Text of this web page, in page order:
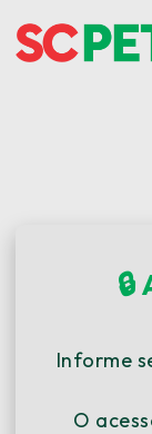
Informe
O